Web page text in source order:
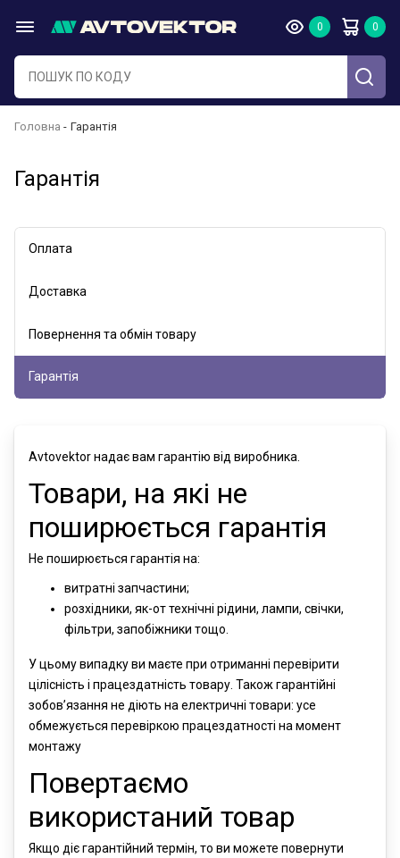
Головна Гарантія
Гарантія
Оплата
Доставка
Повернення та обмін товару
Гарантія
Avtovektor надає вам гарантію від виробника.
Товари, на які не
поширюється гарантія
Не поширюється гарантія на:
витратні запчастини;
розхідники, як-от технічні рідини, лампи, свічки,
фільтри, запобіжники тощо.
У цьому випадку ви маєте при отриманні перевірити
цілісність і працездатність товару. Також гарантійні
зобов’язання не діють на електричні товари: усе
обмежується перевіркою працездатності на момент
монтажу
Повертаємо
використаний товар
Якщо діє гарантійний термін, то ви можете повернути